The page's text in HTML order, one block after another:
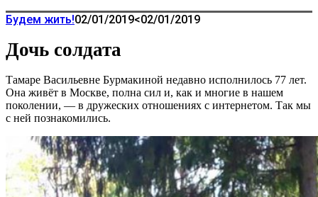
Будем жить!02/01/2019<02/01/2019
Дочь солдата
Тамаре Васильевне Бурмакиной недавно исполнилось 77 лет.
Она живёт в Москве, полна сил и, как и многие в нашем
поколении, — в дружеских отношениях с интернетом. Так мы
с ней познакомились.